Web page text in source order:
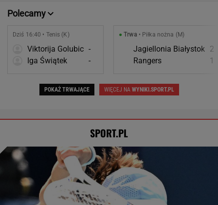
Polecamy
Dziś 16:40 • Tenis (K)
Viktorija Golubic -
Iga Świątek
-
●Trwa • Piłka nożna (M)
Jagiellonia Białystok 2
Rangers
1
POKAŻ TRWAJĄCE WIĘCEJ NA WYNIKI.SPORT.PL
SPORT.PL